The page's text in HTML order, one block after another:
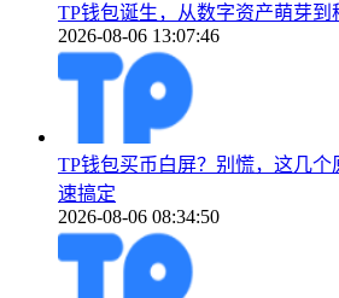
TP钱包诞生，从数字资产萌芽到
2026-08-06 13:07:46
TP钱包买币白屏？别慌，这几
速搞定
2026-08-06 08:34:50